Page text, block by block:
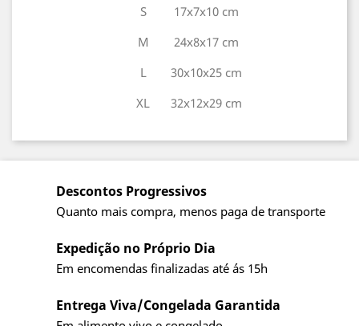
S
17x7x10 cm
M
24x8x17 cm
L
30x10x25 cm
XL
32x12x29 cm
Descontos Progressivos
Quanto mais compra, menos paga de transporte
Expedição no Próprio Dia
Em encomendas finalizadas até ás 15h
Entrega Viva/Congelada Garantida